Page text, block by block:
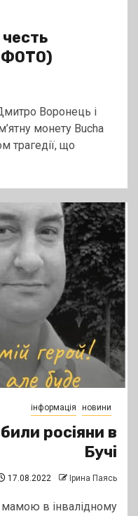
Воронець і
монету Bucha
трагедії, що
інформація новини
росіяни в
Бучі
17.08.2022 Ірина Паясь
в інвалідному